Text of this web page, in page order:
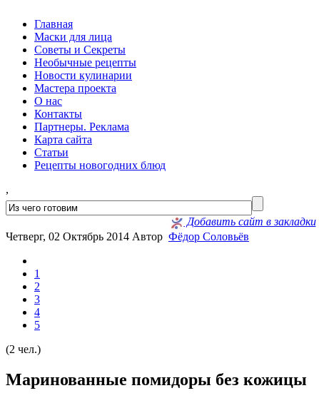
Главная
Маски для лица
Советы и Секреты
Необычные рецепты
Новости кулинарии
Мастера проекта
О нас
Контакты
Партнеры. Реклама
Карта сайта
Статьи
Рецепты новогодних блюд
,
Добавить сайт в закладки
Четверг, 02 Октябрь 2014 Автор Фёдор Соловьёв
1
2
3
4
5
(2 чел.)
Маринованные помидоры без кожицы